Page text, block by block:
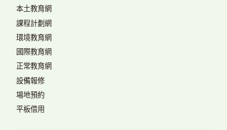
本土教育網
課程計劃網
環境教育網
國際教育網
正常教育網
設備報修
場地預約
平板借用